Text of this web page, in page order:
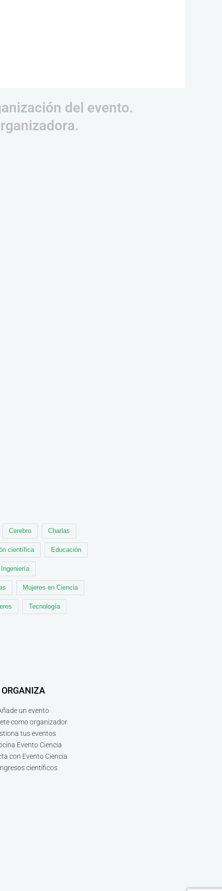
del evento.
Cerebro Charlas
científica Educación
Ingeniería
Mujeres en Ciencia
Tecnología
ORGANIZA
un evento
como organizador
tus eventos
Evento Ciencia
con Evento Ciencia
científicos